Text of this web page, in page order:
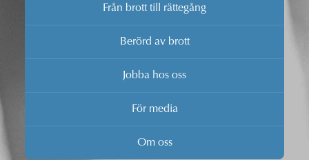
Från brott till rättegång
Berörd av brott
Jobba hos oss
För media
Om oss